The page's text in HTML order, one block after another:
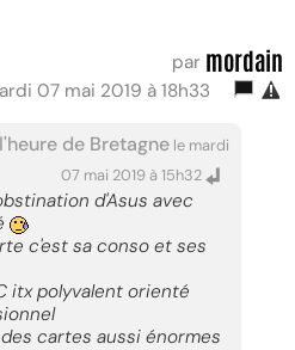
par mordain
07 mai 2019 à 18h33
de Bretagne le mardi
07 mai 2019 à 15h32
d'Asus avec
c'est sa conso et ses
itx polyvalent orienté
cartes aussi énormes